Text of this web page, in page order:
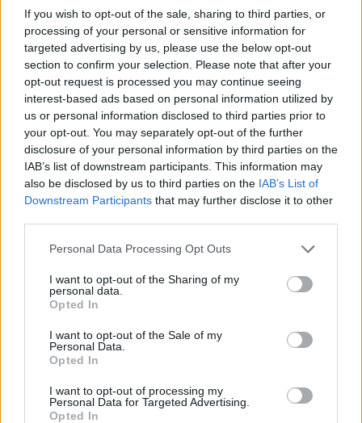
If you wish to opt-out of the sale, sharing to third parties, or
processing of your personal or sensitive information for
targeted advertising by us, please use the below opt-out
section to confirm your selection. Please note that after your
opt-out request is processed you may continue seeing
interest-based ads based on personal information utilized by
us or personal information disclosed to third parties prior to
your opt-out. You may separately opt-out of the further
disclosure of your personal information by third parties on the
IAB’s list of downstream participants. This information may
also be disclosed by us to third parties on the IAB’s List of
Downstream Participants that may further disclose it to other
Personal Data Processing Opt Outs
I want to opt-out of the Sharing of my
personal data.
Opted In
I want to opt-out of the Sale of my
Personal Data.
Opted In
I want to opt-out of processing my
Personal Data for Targeted Advertising.
Opted In
Aiuti di Stato e contributi pubblici
Gomma Service Srl risulta beneficiaria di 4 aiuti o contributi
pubblici per un totale di 12.484 euro (2021–2023).
2023-05-30
Contributo a fondo perduto [e modifiche ai sensi
della decisione SA. 62668 e decisione C(2022) 171 final)
SA 101076)
agenzia delle entrate
4.487 euro
2023-04-17
seguito della crisi economica causata dall'epidemia di
COVID-19 [con mo
agenzia delle entrate
2.332 euro
2023-03-30
esenzioni fiscali e crediti d'imposta adottati a
COVID-19 [con mo
agenzia delle entrate